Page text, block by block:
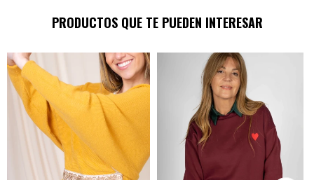
PRODUCTOS QUE TE PUEDEN INTERESAR